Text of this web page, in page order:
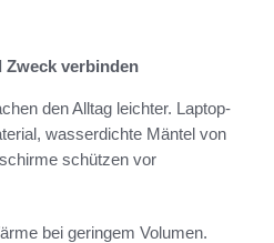
Zweck verbinden
den Alltag leichter. Laptop-
wasserdichte Mäntel von
schützen vor
bei geringem Volumen.